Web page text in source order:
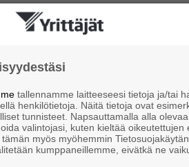
tallennamme laitteeseesi tietoja ja/tai
henkilötietoja. Näitä tietoja ovat
tunnisteet. Napsauttamalla alla
valintojasi, kuten kieltää oikeutettujen
myös myöhemmin
kumppaneillemme, eivätkä ne